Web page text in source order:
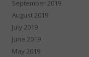
September 2019
August 2019
July 2019
June 2019
May 2019